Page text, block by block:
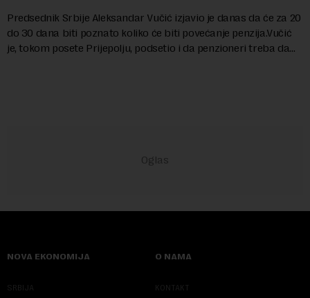
Predsednik Srbije Aleksandar Vučić izjavio je danas da će za 20
do 30 dana biti poznato koliko će biti povećanje penzija.Vučić
je, tokom posete Prijepolju, podsetio i da penzioneri treba da
NOVA EKONOMIJA
SRBIJA
O NAMA
KONTAKT